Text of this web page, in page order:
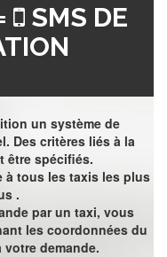
SMS DE
un système de
Des critères liés à la
être spécifiés.
à tous les taxis les plus
.
par un taxi, vous
les coordonnées du
demande.